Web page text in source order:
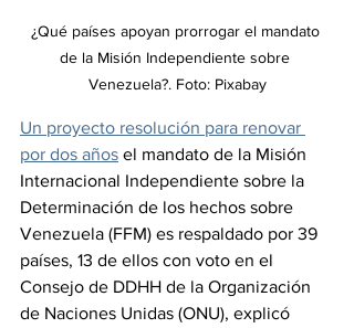
¿Qué países apoyan prorrogar el mandato
de la Misión Independiente sobre
Venezuela?. Foto: Pixabay
Un proyecto resolución para renovar
por dos años el mandato de la Misión
Internacional Independiente sobre la
Determinación de los hechos sobre
Venezuela (FFM) es respaldado por 39
países, 13 de ellos con voto en el
Consejo de DDHH de la Organización
de Naciones Unidas (ONU), explicó